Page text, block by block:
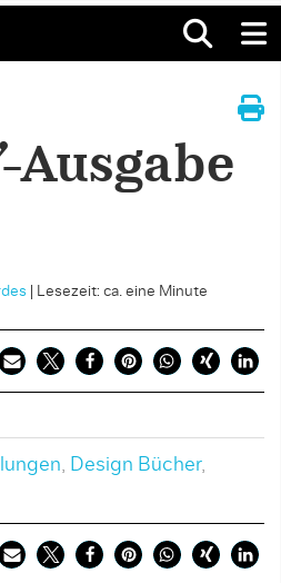
Ausgabe
Lesezeit: ca. eine Minute
, Design Bücher,